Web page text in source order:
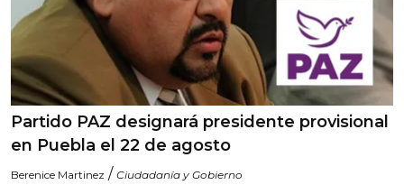
Partido PAZ designará presidente provisional
en Puebla el 22 de agosto
Berenice Martinez / Ciudadanía y Gobierno